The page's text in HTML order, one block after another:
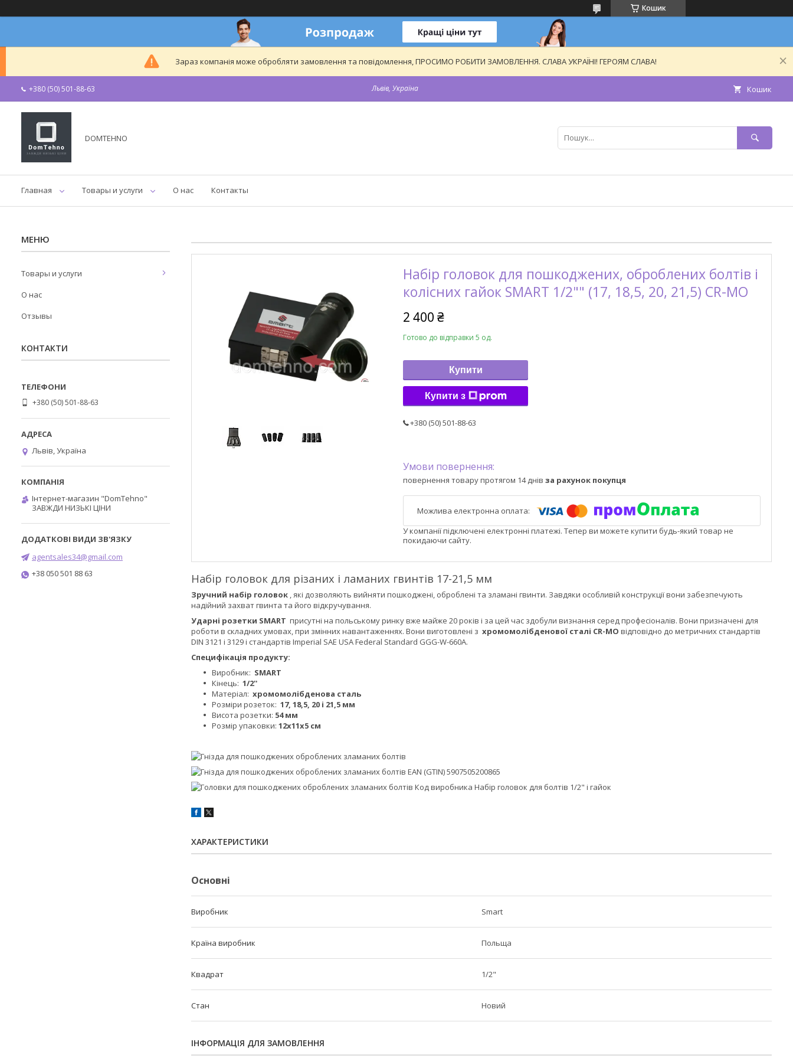
Кошик
Зараз компанія може обробляти замовлення та повідомлення, ПРОСИМО РОБИТИ ЗАМОВЛЕННЯ. СЛАВА УКРАЇНІ! ГЕРОЯМ СЛАВА!
+380 (50) 501-88-63 Львів, Україна Кошик
DOMTEHNO
Главная Товары и услуги О нас Контакты
Набір головок для пошкоджених, оброблених болтів і
колісних гайок SMART 1/2"" (17, 18,5, 20, 21,5) CR-MO
2 400 ₴
Готово до відправки 5 од.
Купити
Купити з
+380 (50) 501-88-63
повернення товару протягом 14 днів за рахунок покупця
У компанії підключені електронні платежі. Тепер ви можете купити будь-який товар не
покидаючи сайту.
Набір головок для різаних і ламаних гвинтів 17-21,5 мм
Зручний набір головок , які дозволяють вийняти пошкоджені, оброблені та зламані гвинти. Завдяки особливій конструкції вони забезпечують
надійний захват гвинта та його відкручування.
Ударні розетки SMART присутні на польському ринку вже майже 20 років і за цей час здобули визнання серед професіоналів. Вони призначені для
роботи в складних умовах, при змінних навантаженнях. Вони виготовлені з хромомолібденової сталі CR-MO відповідно до метричних стандартів
DIN 3121 і 3129 і стандартів Imperial SAE USA Federal Standard GGG-W-660A.
Специфікація продукту:
Виробник: SMART
Кінець: 1/2''
Матеріал: хромомолібденова сталь
Розміри розеток: 17, 18,5, 20 і 21,5 мм
Висота розетки: 54 мм
Розмір упаковки: 12х11х5 см
ХАРАКТЕРИСТИКИ
Основні
Виробник Smart
Країна виробник Польща
Квадрат 1/2"
Стан Новий
ІНФОРМАЦІЯ ДЛЯ ЗАМОВЛЕННЯ
Товары и услуги
О нас
Отзывы
КОНТАКТИ
+380 (50) 501-88-63
Львів, Україна
Інтернет-магазин "DomTehno"
ЗАВЖДИ НИЗЬКІ ЦІНИ
agentsales34@gmail.com
+38 050 501 88 63